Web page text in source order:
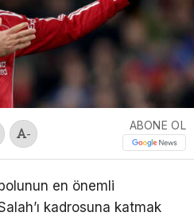
-
ABONE OL
en önemli
kadrosuna katmak